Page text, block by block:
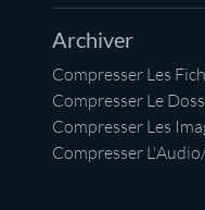
Archiver
Compresser Les
Compresser Le
Compresser Les
Compresser